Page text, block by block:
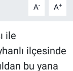
A- A+
ile
ilçesinde
bu yana